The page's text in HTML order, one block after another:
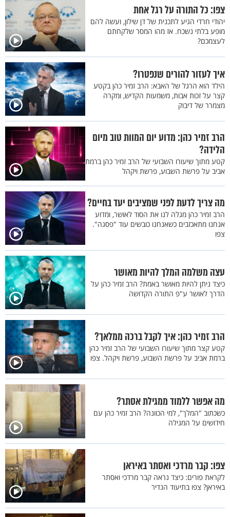
צפו: כל התורה על רגל אחת
יהודי חרדי הגיע לתכנית של דן שילון, ועשה להם
מופע בלתי נשכח. אז מהו המסר שלקחתם
לעצמכם?
איך לעזור להורים שנפטרו?
הילד הוא הרגל של האבא: הרב זמיר כהן בקטע
קצר על זכות אבות, משמעות הקדיש, ומקרה
מצמרר של דיבוק
הרב זמיר כהן: מדוע יום המוות טוב מיום
הלידה?
קטע מתוך שיעורו השבועי של הרב זמיר כהן ברמת
אביב על פרשת השבוע, פרשת ויקהל
מה צריך לדעת לפני שמציבים יעד בחיים?
הרב זמיר כהן מגלה לנו את הסוד לאושר, ומדוע
אנחנו מתאכזבים כשאנחנו כובשים עוד "פסגה".
צפו
עצה משלמה המלך להיות מאושר
כיצד ניתן להיות מאושר באמת? הרב זמיר כהן על
הדרך לאושר ע"פ התורה הקדושה
הרב זמיר כהן: איך לקבל ברכה ממלאך?
קטע קצר מתוך שיעורו השבועי של הרב זמיר כהן
ברמת אביב על פרשת השבוע, פרשת ויקהל. צפו
מה אפשר ללמוד ממגילת אסתר?
כשכתוב "המלך", למי הכוונה? הרב זמיר כהן עם
חידושים על המגילה
צפו: קבר מרדכי ואסתר באיראן
לקראת פורים: כיצד נראה קבר מרדכי ואסתר
באיראן? צפו בתיעוד הנדיר